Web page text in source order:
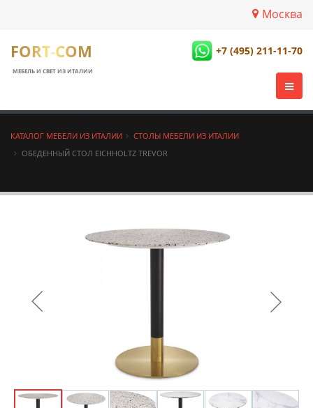
Москва
FORT-COM
МЕБЕЛЬ И СВЕТ ИЗ ИТАЛИИ
+7 (495) 211-11-70
КАТАЛОГ МЕБЕЛИ ИЗ ИТАЛИИ
СТОЛЫ МЕБЕЛИ ИЗ ИТАЛИИ
ОБЕДЕННЫЙ СТОЛ EICHHOLTZ TREVOR